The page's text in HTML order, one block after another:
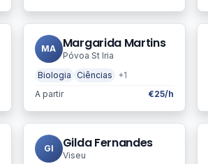
MA Margarida Martins
Póvoa St Iria
Biologia
Ciências
+1
A partir
€25/h
GI Gilda Fernandes
Viseu